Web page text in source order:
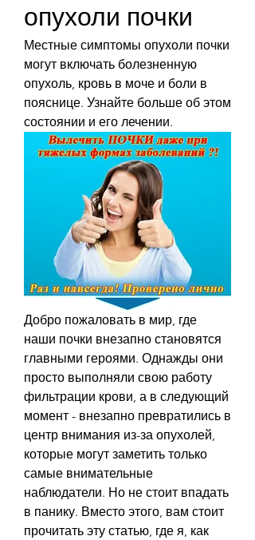
опухоли почки
Местные симптомы опухоли почки
могут включать болезненную
опухоль, кровь в моче и боли в
пояснице. Узнайте больше об этом
состоянии и его лечении.
Добро пожаловать в мир, где
наши почки внезапно становятся
главными героями. Однажды они
просто выполняли свою работу
фильтрации крови, а в следующий
момент - внезапно превратились в
центр внимания из-за опухолей,
которые могут заметить только
самые внимательные
наблюдатели. Но не стоит впадать
в панику. Вместо этого, вам стоит
прочитать эту статью, где я, как